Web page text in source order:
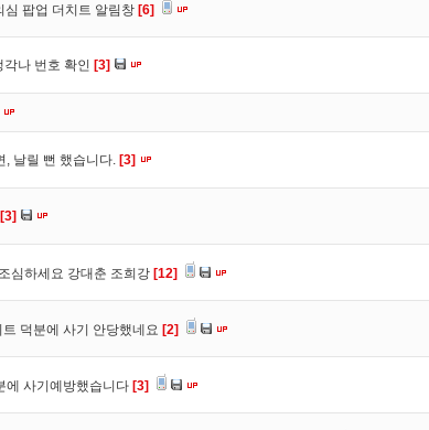
팝업 더치트 알림창 [6]
나 번호 확인 [3]
, 날릴 뻔 했습니다. [3]
[3]
심하세요 강대춘 조희강 [12]
덕분에 사기 안당했네요 [2]
에 사기예방했습니다 [3]